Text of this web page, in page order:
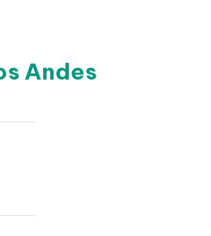
Andes